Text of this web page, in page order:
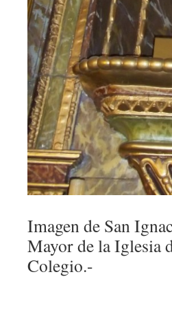
Imagen de San
Mayor de la Iglesia
Colegio.-